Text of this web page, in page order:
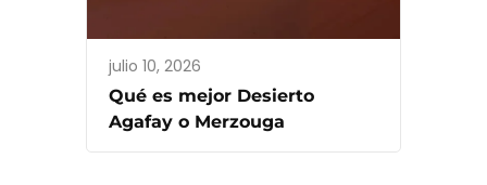
julio 10, 2026
Qué es mejor Desierto
Agafay o Merzouga